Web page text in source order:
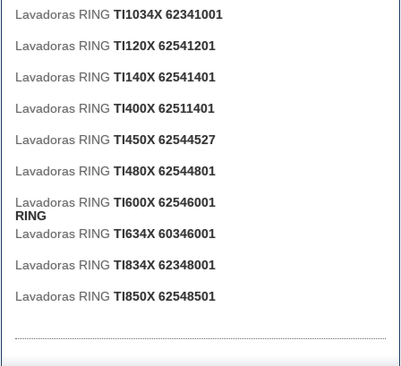
Lavadoras RING TI1034X 62341001
Lavadoras RING TI120X 62541201
Lavadoras RING TI140X 62541401
Lavadoras RING TI400X 62511401
Lavadoras RING TI450X 62544527
Lavadoras RING TI480X 62544801
Lavadoras RING TI600X 62546001
RING
Lavadoras RING TI634X 60346001
Lavadoras RING TI834X 62348001
Lavadoras RING TI850X 62548501